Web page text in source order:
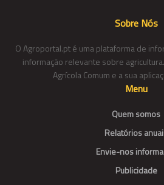
Sobre Nós
O Agroportal.pt é uma plataforma de
informação relevante sobre
Agrícola Comum e a sua
Menu
Quem somos
Relatórios
Envie-nos
Publicidade